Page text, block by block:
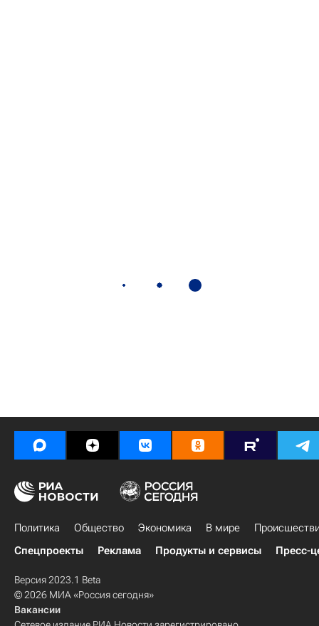
Политика Общество Экономика В мире
Спецпроекты
Реклама Продукты и сервисы Пресс-
Версия 2023.1 Beta
© 2026 МИА «Россия сегодня»
Вакансии